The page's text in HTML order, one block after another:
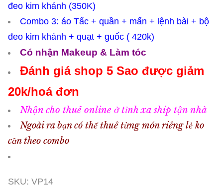
đeo kim khánh (350K)
Combo 3: áo Tấc + quần + mấn + lệnh bài + bộ
đeo kim khánh + quạt + guốc ( 420k)
Có nhận Makeup & Làm tóc
Đánh giá shop 5 Sao được giảm
20k/hoá đơn
Nhận cho thuê online ở tỉnh xa ship tận nhà
Ngoài ra bạn có thể thuê từng món riêng lẻ ko
cần theo combo
SKU: VP14